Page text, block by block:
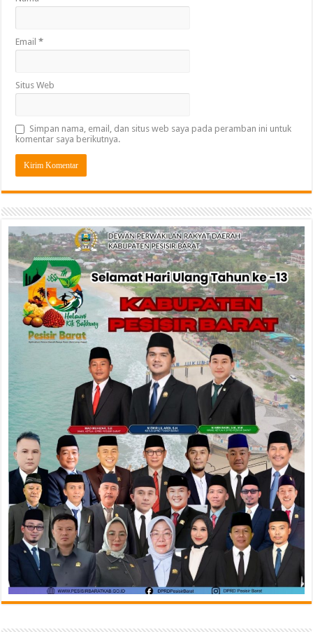
Email*
Situs Web
Simpan nama, email, dan situs web saya pada peramban ini untuk
komentar saya berikutnya.